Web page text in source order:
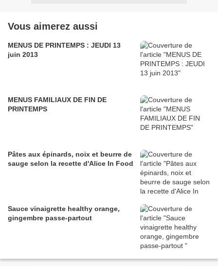
Vous aimerez aussi
MENUS DE PRINTEMPS : JEUDI 13
juin 2013
MENUS FAMILIAUX DE FIN DE
PRINTEMPS
Pâtes aux épinards, noix et beurre de
sauge selon la recette d'Alice In Food
Sauce vinaigrette healthy orange,
gingembre passe-partout